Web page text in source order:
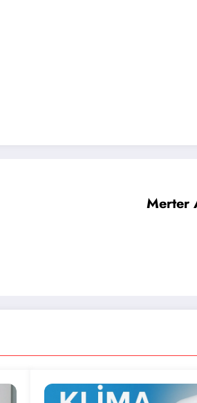
Merter